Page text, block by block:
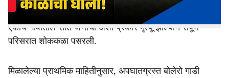
मृतांमध्ये तीन महिला आणि तीन पुरुषांचा प्रामुख्याने समावेश आहे.
एकाच गावातील सात जणांचा अशा प्रकारे मृत्यू झाल्याने संपूर्ण
परिसरात शोककळा पसरली.
मिळालेल्या प्राथमिक माहितीनुसार, अपघातग्रस्त बोलेरो गाडी